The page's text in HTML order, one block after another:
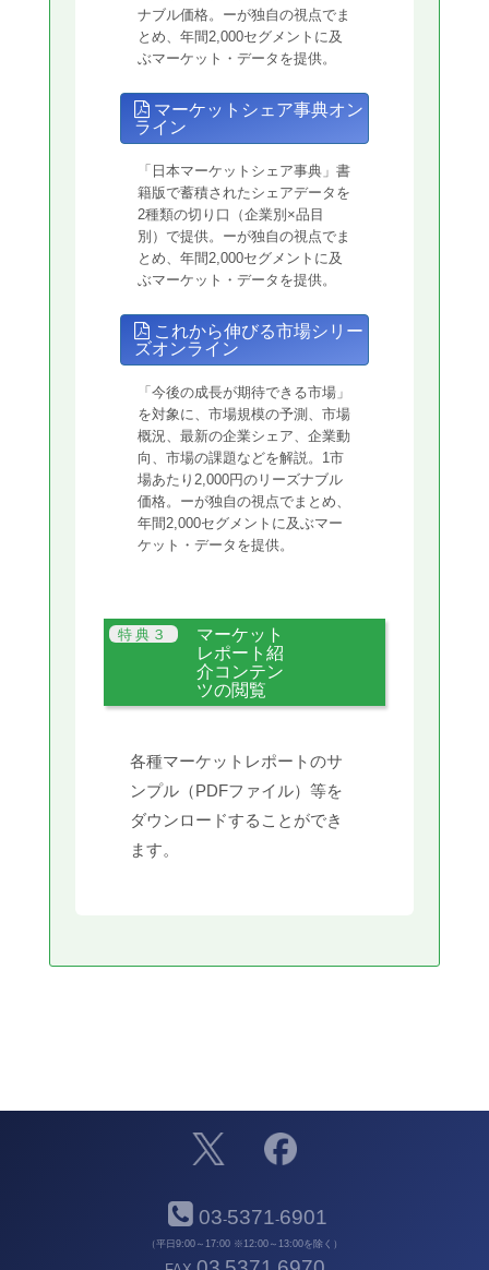
ナブル価格。ーが独自の視点でま
とめ、年間2,000セグメントに及
ぶマーケット・データを提供。
マーケットシェア事典オン
ライン
「日本マーケットシェア事典」書
籍版で蓄積されたシェアデータを
2種類の切り口（企業別×品目
別）で提供。ーが独自の視点でま
とめ、年間2,000セグメントに及
ぶマーケット・データを提供。
これから伸びる市場シリー
ズオンライン
「今後の成長が期待できる市場」
を対象に、市場規模の予測、市場
概況、最新の企業シェア、企業動
向、市場の課題などを解説。1市
場あたり2,000円のリーズナブル
価格。ーが独自の視点でまとめ、
年間2,000セグメントに及ぶマー
ケット・データを提供。
マーケット
レポート紹
介コンテン
ツの閲覧
各種マーケットレポートのサ
ンプル（PDFファイル）等を
ダウンロードすることができ
ます。
03-5371-6901
（平日9:00～17:00 ※12:00～13:00を除く）